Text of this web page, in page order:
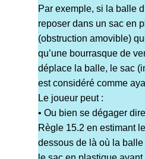
Par exemple, si la balle
reposer dans un sac en
(obstruction amovible)
qu’une bourrasque de
déplace la balle, le sac
est considéré comme
Le joueur peut :
• Ou bien se dégager
Règle 15.2 en estimant
dessous de là où la